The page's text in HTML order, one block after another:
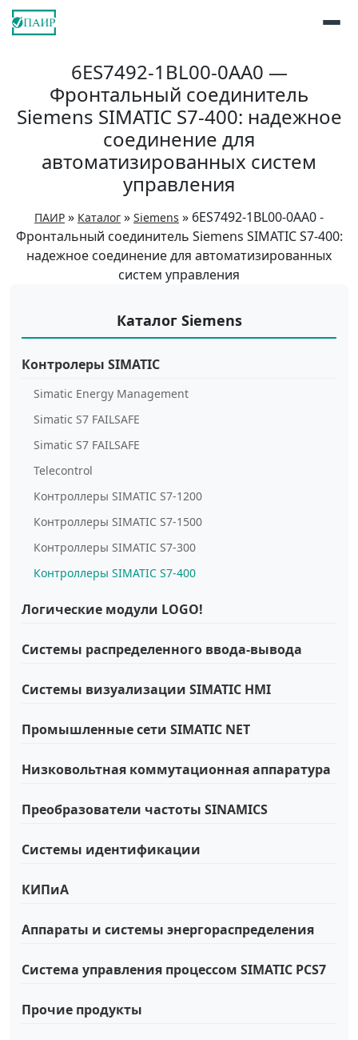
6ES7492-1BL00-0AA0 —
Фронтальный соединитель
Siemens SIMATIC S7-400: надежное
соединение для
автоматизированных систем
управления
ПАИР » Каталог » Siemens » 6ES7492-1BL00-0AA0 -
Фронтальный соединитель Siemens SIMATIC S7-400:
надежное соединение для автоматизированных
систем управления
Каталог Siemens
Контролеры SIMATIC
Simatic Energy Management
Simatic S7 FAILSAFE
Simatic S7 FAILSAFE
Telecontrol
Контроллеры SIMATIC S7-1200
Контроллеры SIMATIC S7-1500
Контроллеры SIMATIC S7-300
Контроллеры SIMATIC S7-400
Логические модули LOGO!
Системы распределенного ввода-вывода
Системы визуализации SIMATIC HMI
Промышленные сети SIMATIC NET
Низковольтная коммутационная аппаратура
Преобразователи частоты SINAMICS
Системы идентификации
КИПиА
Аппараты и системы энергораспределения
Система управления процессом SIMATIC PCS7
Прочие продукты